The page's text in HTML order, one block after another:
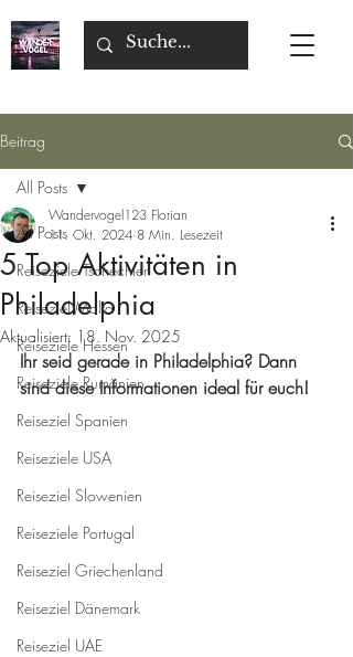
Beitrag
All Posts
Reiseziele Tschechien
Reiseziel Malta
Reiseziele Hessen
Reiseziele Rumänien
Reiseziel Spanien
Reiseziele USA
Reiseziel Slowenien
Reiseziele Portugal
Reiseziel Griechenland
Reiseziel Dänemark
Reiseziel UAE
All Posts
5 Top Aktivitäten in
Philadelphia
Wandervogel123 Florian
11. Okt. 2024 8 Min. Lesezeit
Aktualisiert: 18. Nov. 2025
Ihr seid gerade in Philadelphia? Dann
sind diese Informationen ideal für euch!